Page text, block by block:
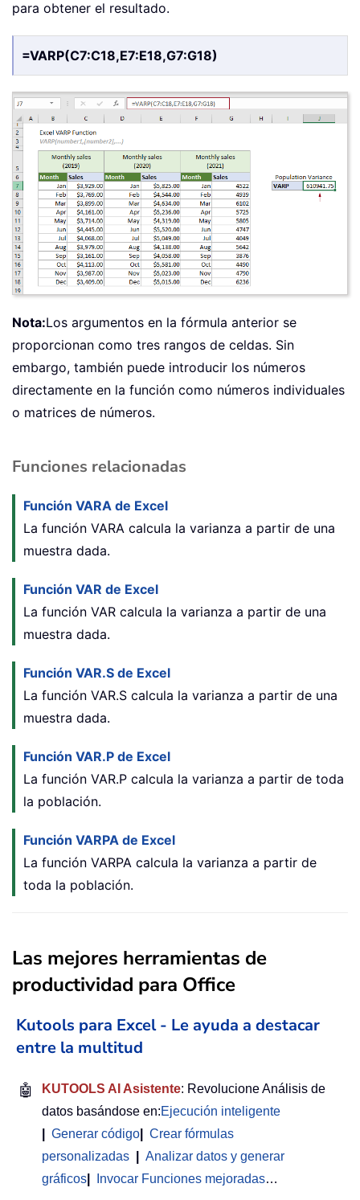
para obtener el resultado.
=VARP(C7:C18,E7:E18,G7:G18)
Nota:Los argumentos en la fórmula anterior se
proporcionan como tres rangos de celdas. Sin
embargo, también puede introducir los números
directamente en la función como números individuales
o matrices de números.
Funciones relacionadas
Función VARA de Excel
La función VARA calcula la varianza a partir de una
muestra dada.
Función VAR de Excel
La función VAR calcula la varianza a partir de una
muestra dada.
Función VAR.S de Excel
La función VAR.S calcula la varianza a partir de una
muestra dada.
Función VAR.P de Excel
La función VAR.P calcula la varianza a partir de toda
la población.
Función VARPA de Excel
La función VARPA calcula la varianza a partir de
toda la población.
Las mejores herramientas de
productividad para Office
Kutools para Excel - Le ayuda a destacar
entre la multitud
🤖 KUTOOLS AI Asistente: Revolucione Análisis de
datos basándose en:Ejecución inteligente
Generar código
Crear fórmulas
personalizadas
Analizar datos y generar
gráficos
Invocar Funciones mejoradas…